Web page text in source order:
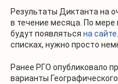
Результаты Диктанта на
в течение месяца. По
будут появляться на сайте
списках, нужно просто
Ранее РГО опубликовало
варианты